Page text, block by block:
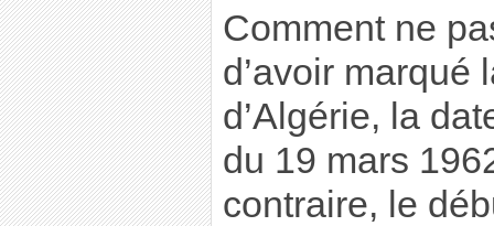
Comment ne
d’avoir marqué
d’Algérie, la
du 19 mars
contraire, le